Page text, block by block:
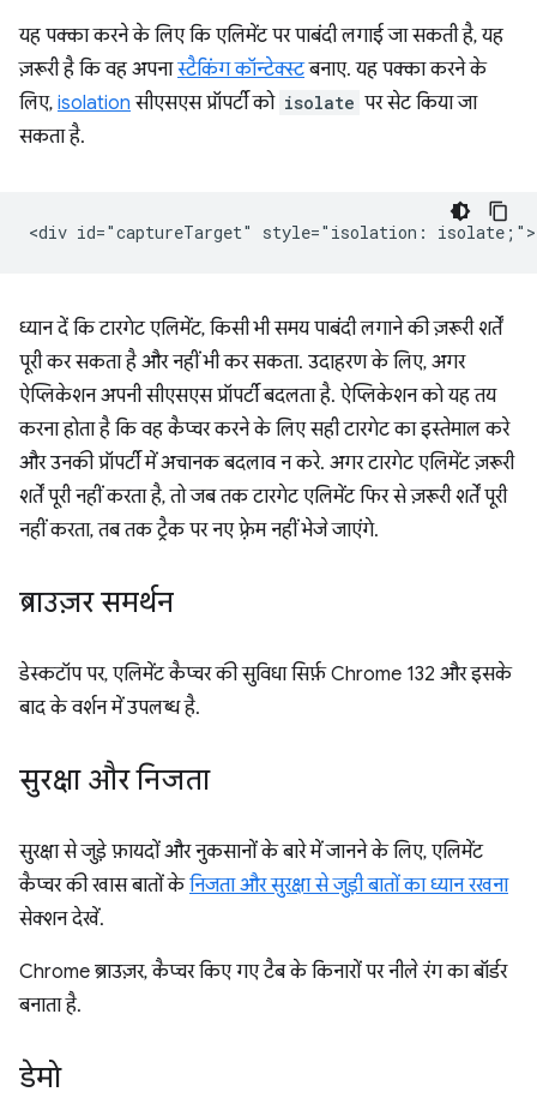
यह पक्का करने के लिए कि एलिमेंट पर पाबंदी लगाई जा सकती है, यह
ज़रूरी है कि वह अपनास्टैकिंग कॉन्टेक्स्टबनाए. यह पक्का करने के
लिए, isolation सीएसएस प्रॉपर्टी को isolate पर सेट किया जा
सकता है.
ध्यान दें कि टारगेट एलिमेंट, किसी भी समय पाबंदी लगाने की ज़रूरी शर्तें
पूरी कर सकता है और नहीं भी कर सकता. उदाहरण के लिए, अगर
ऐप्लिकेशन अपनी सीएसएस प्रॉपर्टी बदलता है. ऐप्लिकेशन को यह तय
करना होता है कि वह कैप्चर करने के लिए सही टारगेट का इस्तेमाल करे
और उनकी प्रॉपर्टी में अचानक बदलाव न करे. अगर टारगेट एलिमेंट ज़रूरी
शर्तें पूरी नहीं करता है, तो जब तक टारगेट एलिमेंट फिर से ज़रूरी शर्तें पूरी
नहीं करता, तब तक ट्रैक पर नए फ़्रेम नहीं भेजे जाएंगे.
ब्राउज़र समर्थन
डेस्कटॉप पर, एलिमेंट कैप्चर की सुविधा सिर्फ़ Chrome 132 और इसके
बाद के वर्शन में उपलब्ध है.
सुरक्षा और निजता
सुरक्षा से जुड़े फ़ायदों और नुकसानों के बारे में जानने के लिए, एलिमेंट
कैप्चर की खास बातों केनिजता और सुरक्षा से जुड़ी बातों का ध्यान रखना
सेक्शन देखें.
Chrome ब्राउज़र, कैप्चर किए गए टैब के किनारों पर नीले रंग का बॉर्डर
बनाता है.
डेमो